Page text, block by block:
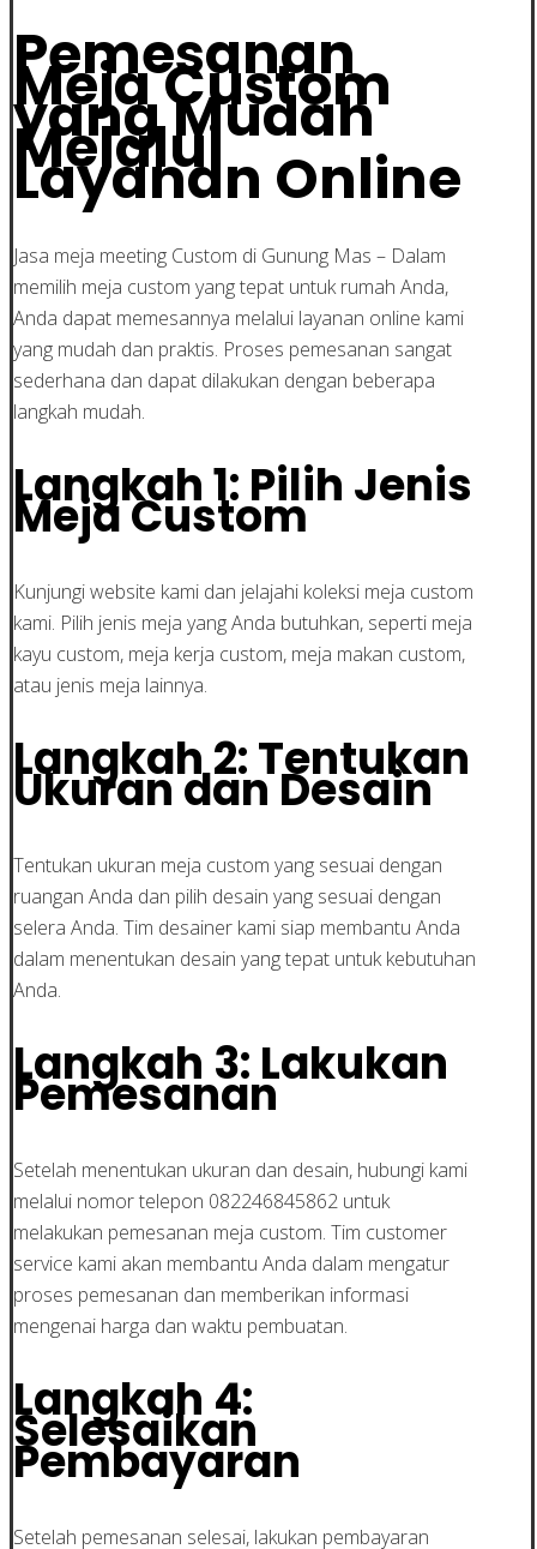
Pemesanan
Meja Custom
yang Mudah
Melalui
Layanan Online
Jasa meja meeting Custom di Gunung Mas – Dalam
memilih meja custom yang tepat untuk rumah Anda,
Anda dapat memesannya melalui layanan online kami
yang mudah dan praktis. Proses pemesanan sangat
sederhana dan dapat dilakukan dengan beberapa
langkah mudah.
Langkah 1: Pilih Jenis
Meja Custom
Kunjungi website kami dan jelajahi koleksi meja custom
kami. Pilih jenis meja yang Anda butuhkan, seperti meja
kayu custom, meja kerja custom, meja makan custom,
atau jenis meja lainnya.
Langkah 2: Tentukan
Ukuran dan Desain
Tentukan ukuran meja custom yang sesuai dengan
ruangan Anda dan pilih desain yang sesuai dengan
selera Anda. Tim desainer kami siap membantu Anda
dalam menentukan desain yang tepat untuk kebutuhan
Anda.
Langkah 3: Lakukan
Pemesanan
Setelah menentukan ukuran dan desain, hubungi kami
melalui nomor telepon 082246845862 untuk
melakukan pemesanan meja custom. Tim customer
service kami akan membantu Anda dalam mengatur
proses pemesanan dan memberikan informasi
mengenai harga dan waktu pembuatan.
Langkah 4:
Selesaikan
Pembayaran
Setelah pemesanan selesai, lakukan pembayaran